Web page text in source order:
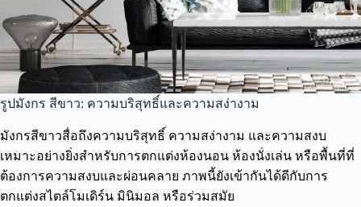
รูปมังกร สีขาว: ความบริสุทธิ์และความสง่างาม
มังกรสีขาวสื่อถึงความบริสุทธิ์ ความสง่างาม และความสงบ
เหมาะอย่างยิ่งสำหรับการตกแต่งห้องนอน ห้องนั่งเล่น หรือพื้นที่ที่
ต้องการความสงบและผ่อนคลาย ภาพนี้ยังเข้ากันได้ดีกับการ
ตกแต่งสไตล์โมเดิร์น มินิมอล หรือร่วมสมัย